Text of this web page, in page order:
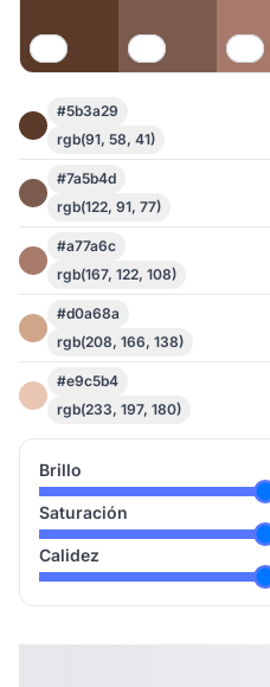
#5b3a29
rgb(91, 58, 41)
#7a5b4d
rgb(122, 91, 77)
#a77a6c
rgb(167, 122, 108)
#d0a68a
rgb(208, 166, 138)
#e9c5b4
rgb(233, 197, 180)
Brillo
Saturación
Calidez